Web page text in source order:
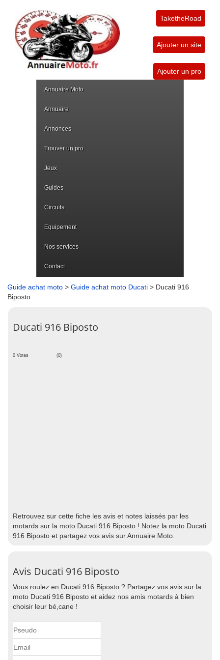
TaketheRoad
Ajouter un site
Ajouter un pro
Annuaire Moto
Annuaire
Annonces
Trouver un pro
Jeux
Guides
Circuits
Equipement
Nos services
Contact
Guide achat moto > Guide achat moto Ducati > Ducati 916
Biposto
Ducati 916 Biposto
0 Votes (0)
Retrouvez sur cette fiche les avis et notes laissés par les
motards sur la moto Ducati 916 Biposto ! Notez la moto Ducati
916 Biposto et partagez vos avis sur Annuaire Moto.
Avis Ducati 916 Biposto
Vous roulez en Ducati 916 Biposto ? Partagez vos avis sur la
moto Ducati 916 Biposto et aidez nos amis motards à bien
choisir leur bé,cane !